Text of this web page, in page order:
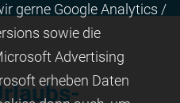
gerne Google Analytics /
sowie die
Adver­tising
erheben Daten